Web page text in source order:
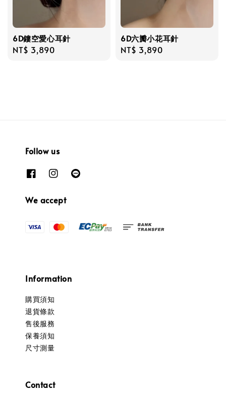
6D鏤空愛心耳針
Regular
NT$ 3,890
6D六瓣小花耳針
Regular
NT$ 3,890
Follow us
We accept
Information
購買須知
退貨條款
售後服務
保養須知
尺寸測量
Contact